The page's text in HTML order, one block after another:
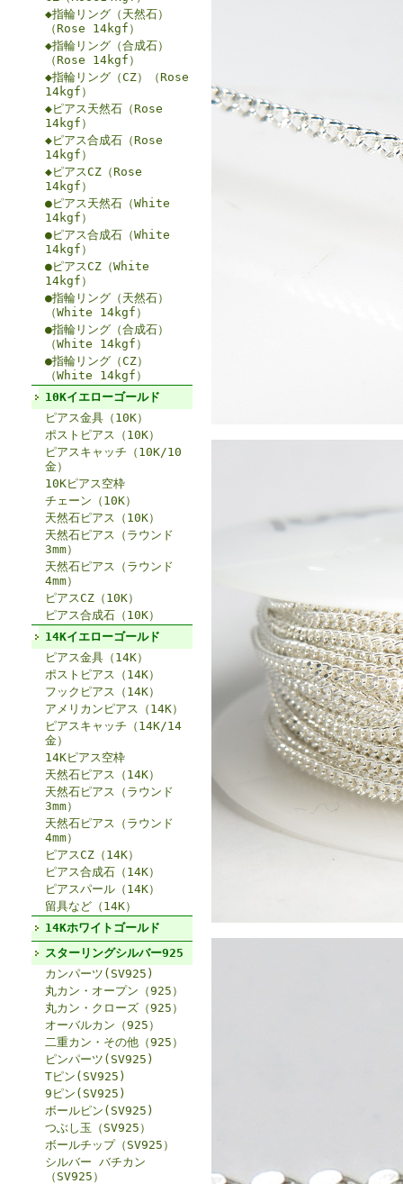
◆指輪リング（天然石）
（Rose 14kgf）
◆指輪リング（合成石）
（Rose 14kgf）
◆指輪リング（CZ）（Rose
14kgf）
◆ピアス天然石（Rose
14kgf）
◆ピアス合成石（Rose
14kgf）
◆ピアスCZ（Rose
14kgf）
●ピアス天然石（White
14kgf）
●ピアス合成石（White
14kgf）
●ピアスCZ（White
14kgf）
●指輪リング（天然石）
（White 14kgf）
●指輪リング（合成石）
（White 14kgf）
●指輪リング（CZ）
（White 14kgf）
10Kイエローゴールド
ピアス金具（10K）
ポストピアス（10K）
ピアスキャッチ（10K/10
金）
10Kピアス空枠
チェーン（10K）
天然石ピアス（10K）
天然石ピアス（ラウンド
3mm）
天然石ピアス（ラウンド
4mm）
ピアスCZ（10K）
ピアス合成石（10K）
14Kイエローゴールド
ピアス金具（14K）
ポストピアス（14K）
フックピアス（14K）
アメリカンピアス（14K）
ピアスキャッチ（14K/14
金）
14Kピアス空枠
天然石ピアス（14K）
天然石ピアス（ラウンド
3mm）
天然石ピアス（ラウンド
4mm）
ピアスCZ（14K）
ピアス合成石（14K）
ピアスパール（14K）
留具など（14K）
14Kホワイトゴールド
スターリングシルバー925
カンパーツ(SV925)
丸カン・オープン（925）
丸カン・クローズ（925）
オーバルカン（925）
二重カン・その他（925）
ピンパーツ(SV925)
Tピン(SV925)
9ピン(SV925)
ボールピン(SV925)
つぶし玉（SV925）
ボールチップ（SV925）
シルバー バチカン
（SV925）